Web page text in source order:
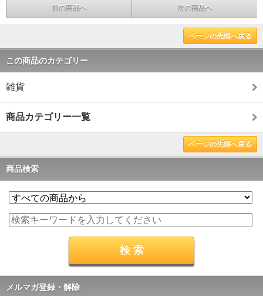
前の商品へ 次の商品へ
ページの先頭へ戻る
この商品のカテゴリー
雑貨
商品カテゴリー一覧
ページの先頭へ戻る
商品検索
メルマガ登録・解除